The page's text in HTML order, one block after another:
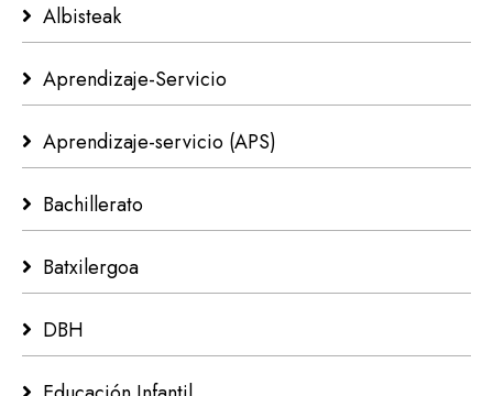
Albisteak
Aprendizaje-Servicio
Aprendizaje-servicio (APS)
Bachillerato
Batxilergoa
DBH